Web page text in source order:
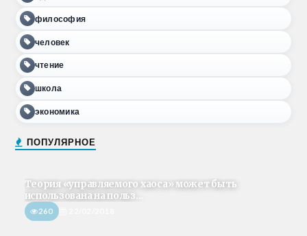
философия
человек
чтение
школа
экономика
ПОПУЛЯРНОЕ
Теория «управляемого хаоса» может быть
использована на польз...
260